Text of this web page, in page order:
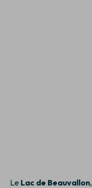
Le Lac de Beauvallon